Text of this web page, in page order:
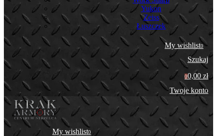
Yukon
Zeiss
Łuszczek
My wishlist0
Szukaj
00,00 zł
Twoje konto
My wishlist0